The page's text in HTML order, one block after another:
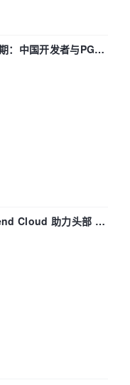
：中国开发者与PG内
Cloud 助力头部 AI